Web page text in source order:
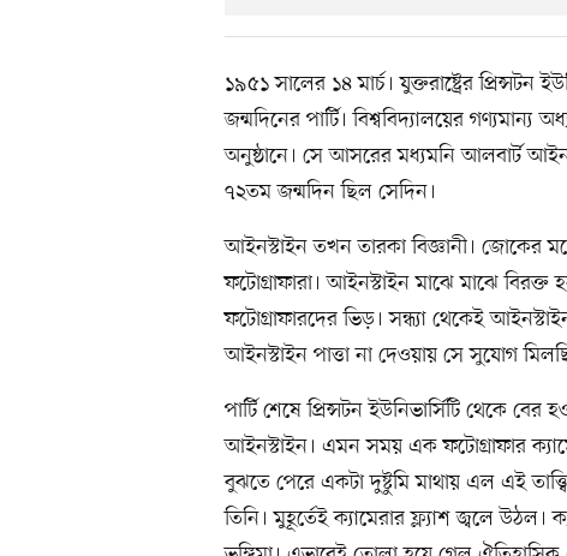
১৯৫১ সালের ১৪ মার্চ। যুক্তরাষ্ট্রের প্রিন্সটন
জন্মদিনের পার্টি। বিশ্ববিদ্যালয়ের
অনুষ্ঠানে। সে আসরের মধ্যমনি আলবার্ট
৭২তম জন্মদিন ছিল সেদিন।
আইনস্টাইন তখন তারকা বিজ্ঞানী। জোকের
ফটোগ্রাফারা। আইনস্টাইন মাঝে মাঝে
ফটোগ্রাফারদের ভিড়। সন্ধ্যা থেকেই
আইনস্টাইন পাত্তা না দেওয়ায় সে সুযোগ
পার্টি শেষে প্রিন্সটন ইউনিভার্সিটি থেকে
আইনস্টাইন। এমন সময় এক ফটোগ্রাফার
বুঝতে পেরে একটা দুষ্টুমি মাথায় এল এই
তিনি। মুহূর্তেই ক্যামেরার ফ্ল্যাশ জ্বলে